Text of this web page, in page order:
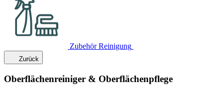
Zubehör Reinigung
Zurück
Oberflächenreiniger & Oberflächenpflege